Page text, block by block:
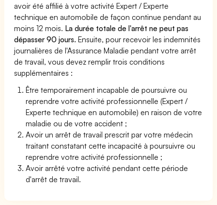
avoir été affilié à votre activité Expert / Experte
technique en automobile de façon continue pendant au
moins 12 mois. La durée totale de l'arrêt ne peut pas
dépasser 90 jours. Ensuite, pour recevoir les indemnités
journalières de l'Assurance Maladie pendant votre arrêt
de travail, vous devez remplir trois conditions
supplémentaires :
Être temporairement incapable de poursuivre ou
reprendre votre activité professionnelle (Expert /
Experte technique en automobile) en raison de votre
maladie ou de votre accident ;
Avoir un arrêt de travail prescrit par votre médecin
traitant constatant cette incapacité à poursuivre ou
reprendre votre activité professionnelle ;
Avoir arrêté votre activité pendant cette période
d'arrêt de travail.